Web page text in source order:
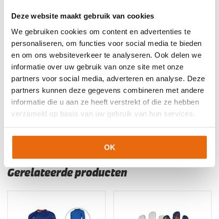
Deze website maakt gebruik van cookies
We gebruiken cookies om content en advertenties te
personaliseren, om functies voor social media te bieden
en om ons websiteverkeer te analyseren. Ook delen we
informatie over uw gebruik van onze site met onze
partners voor social media, adverteren en analyse. Deze
partners kunnen deze gegevens combineren met andere
informatie die u aan ze heeft verstrekt of die ze hebben
verzameld op basis van uw gebruik van hun services.
OK
Artikelnummers
EAN code
Eigenschappen
8720989800577
Maat: 164
8720989800591
Maat: M
8720989800607
Let op!
Houd rekening met 1-2 werkdagen extra levertijd
voor bedrukte artikelen.
Bedrukte artikelen kunnen wij helaas niet terugnemen.
Artikelnummer:JAKOORANJECategorieën:Jako
keeperskleding ,Keepershandschoenen SALE,
Keeperskleding ,Keeperstenue,Keeperstenue kind,Nieuw
Gerelateerde producten